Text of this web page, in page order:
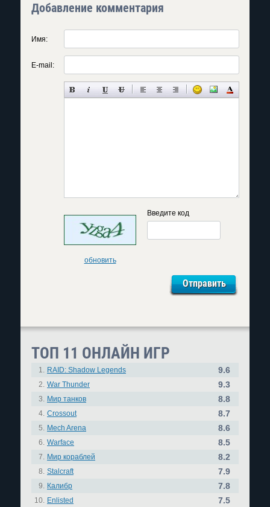
Добавление комментария
Имя:
E-mail:
обновить
Введите код
ТОП 11 ОНЛАЙН ИГР
1. RAID: Shadow Legends 9.6
2. War Thunder 9.3
3. Мир танков 8.8
4. Crossout 8.7
5. Mech Arena 8.6
6. Warface 8.5
7. Мир кораблей 8.2
8. Stalcraft 7.9
9. Калибр 7.8
10. Enlisted 7.5